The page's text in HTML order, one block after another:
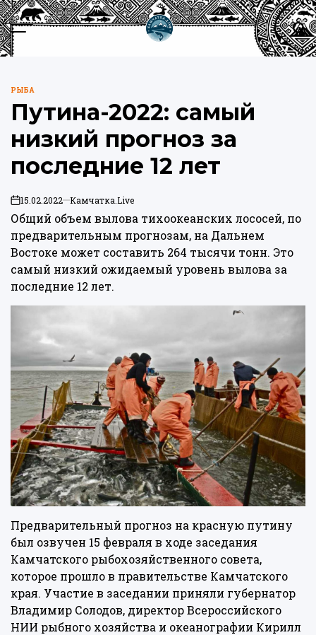
Перейти
к
содержимому
Меню
ОПУБЛИКОВАНО
В
РЫБА
Путина-2022: самый
низкий прогноз за
последние 12 лет
on15.02.2022 Камчатка.Live
Общий объем вылова тихоокеанских лососей, по
предварительным прогнозам, на Дальнем
Востоке может составить 264 тысячи тонн. Это
самый низкий ожидаемый уровень вылова за
последние 12 лет.
Предварительный прогноз на красную путину
был озвучен 15 февраля в ходе заседания
Камчатского рыбохозяйственного совета,
которое прошло в правительстве Камчатского
края. Участие в заседании приняли губернатор
Владимир Солодов, директор Всероссийского
НИИ рыбного хозяйства и океанографии Кирилл